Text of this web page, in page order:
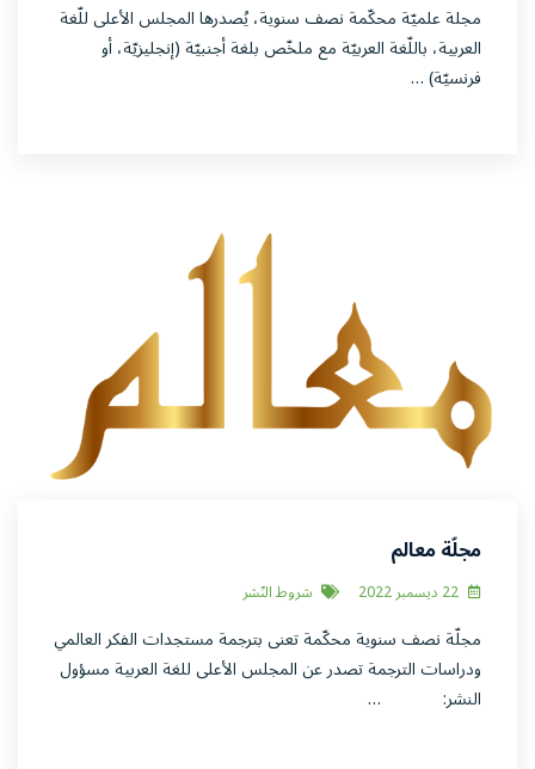
مجلة علميّة محكّمة نصف سنوية، يُصدرها المجلس الأعلى للّغة
العربية، باللّغة العربيّة مع ملخّص بلغة أجنبيّة (إنجليزيّة، أو
فرنسيّة) …
مجلّة معالم
شروط النّشر
مجلّة نصف سنوية محكّمة تعنى بترجمة مستجدات الفكر العالمي
ودراسات الترجمة تصدر عن المجلس الأعلى للغة العربية مسؤول
النشر: …